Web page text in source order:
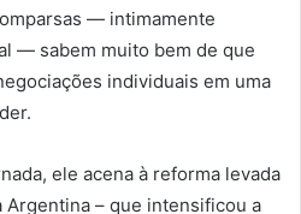
— intimamente
— sabem muito bem de que
individuais em uma
ele acena à reforma levada
Argentina – que intensificou a